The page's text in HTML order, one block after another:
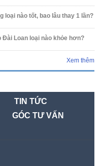
loại nào tốt, bao lâu thay 1 lần?
Đài Loan loại nào khỏe hơn?
Xem thêm
TIN TỨC
GÓC TƯ VẤN